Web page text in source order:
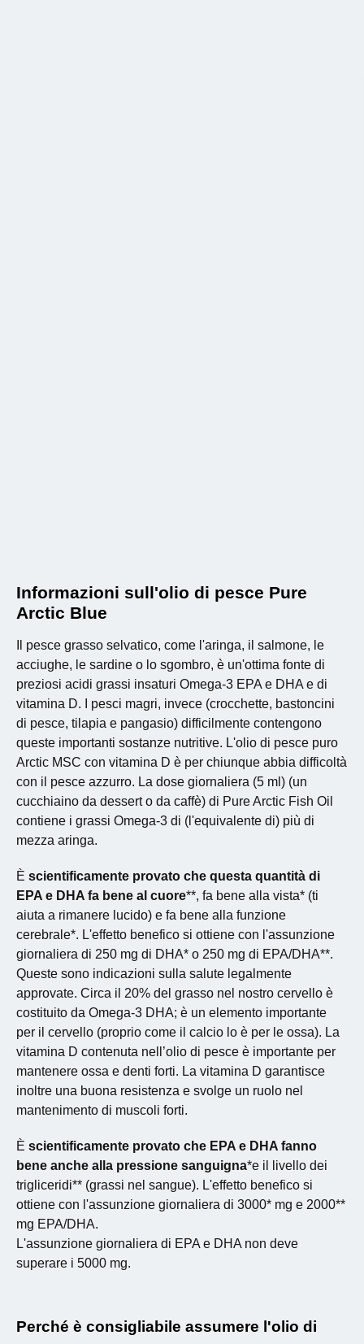
Informazioni sull'olio di pesce Pure
Arctic Blue
Il pesce grasso selvatico, come l'aringa, il salmone, le
acciughe, le sardine o lo sgombro, è un'ottima fonte di
preziosi acidi grassi insaturi Omega-3 EPA e DHA e di
vitamina D. I pesci magri, invece (crocchette, bastoncini
di pesce, tilapia e pangasio) difficilmente contengono
queste importanti sostanze nutritive. L'olio di pesce puro
Arctic MSC con vitamina D è per chiunque abbia difficoltà
con il pesce azzurro. La dose giornaliera (5 ml) (un
cucchiaino da dessert o da caffè) di Pure Arctic Fish Oil
contiene i grassi Omega-3 di (l'equivalente di) più di
mezza aringa.
È scientificamente provato che questa quantità di
EPA e DHA fa bene al cuore**, fa bene alla vista* (ti
aiuta a rimanere lucido) e fa bene alla funzione
cerebrale*. L'effetto benefico si ottiene con l'assunzione
giornaliera di 250 mg di DHA* o 250 mg di EPA/DHA**.
Queste sono indicazioni sulla salute legalmente
approvate. Circa il 20% del grasso nel nostro cervello è
costituito da Omega-3 DHA; è un elemento importante
per il cervello (proprio come il calcio lo è per le ossa). La
vitamina D contenuta nell’olio di pesce è importante per
mantenere ossa e denti forti. La vitamina D garantisce
inoltre una buona resistenza e svolge un ruolo nel
mantenimento di muscoli forti.
È scientificamente provato che EPA e DHA fanno
bene anche alla pressione sanguigna*e il livello dei
trigliceridi** (grassi nel sangue). L'effetto benefico si
ottiene con l'assunzione giornaliera di 3000* mg e 2000**
mg EPA/DHA.
L'assunzione giornaliera di EPA e DHA non deve
superare i 5000 mg.
Perché è consigliabile assumere l'olio di